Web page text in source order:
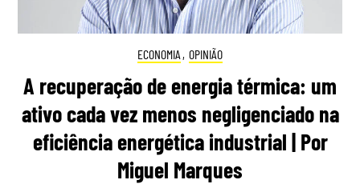
ECONOMIA , OPINIÃO
A recuperação de energia térmica: um
ativo cada vez menos negligenciado na
eficiência energética industrial | Por
Miguel Marques